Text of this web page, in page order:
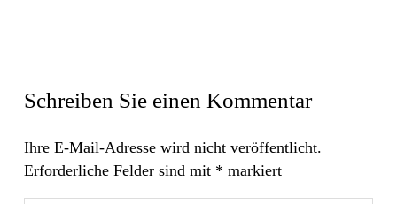
Schreiben Sie einen Kommentar
Ihre E-Mail-Adresse wird nicht veröffentlicht.
Erforderliche Felder sind mit * markiert